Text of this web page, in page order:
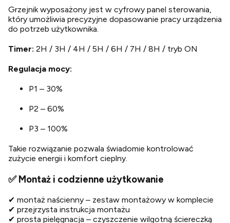
Grzejnik wyposażony jest w cyfrowy panel sterowania,
który umożliwia precyzyjne dopasowanie pracy urządzenia
do potrzeb użytkownika.
Timer: 2H / 3H / 4H / 5H / 6H / 7H / 8H / tryb ON
Regulacja mocy:
P1 – 30%
P2 – 60%
P3 – 100%
Takie rozwiązanie pozwala świadomie kontrolować
zużycie energii i komfort cieplny.
✅ Montaż i codzienne użytkowanie
✔ montaż naścienny – zestaw montażowy w komplecie
✔ przejrzysta instrukcja montażu
✔ prosta pielęgnacja – czyszczenie wilgotną ściereczką